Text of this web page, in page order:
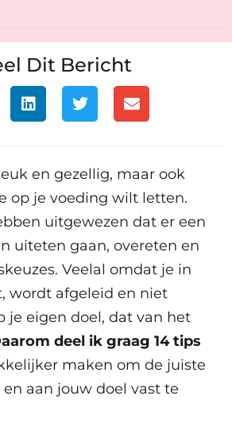
Dit Bericht
en gezellig, maar ook
op je voeding wilt letten.
uitgewezen dat er een
uiteten gaan, overeten en
Veelal omdat je in
wordt afgeleid en niet
je eigen doel, dat van het
deel ik graag 14 tips
maken om de juiste
aan jouw doel vast te